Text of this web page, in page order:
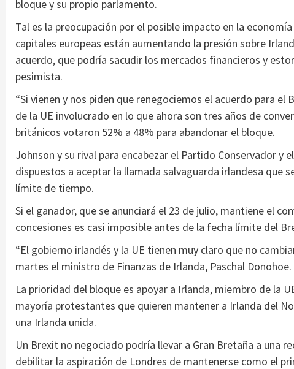
bloque y su propio parlamento.
Tal es la preocupación por el posible impacto en la
capitales europeas están aumentando la presión sobre
acuerdo, que podría sacudir los mercados financieros y
pesimista.
“Si vienen y nos piden que renegociemos el acuerdo para
de la UE involucrado en lo que ahora son tres años de
británicos votaron 52% a 48% para abandonar el bloque.
Johnson y su rival para encabezar el Partido Conservador y
dispuestos a aceptar la llamada salvaguarda irlandesa que
límite de tiempo.
Si el ganador, que se anunciará el 23 de julio, mantiene el
concesiones es casi imposible antes de la fecha límite del
“El gobierno irlandés y la UE tienen muy claro que no
martes el ministro de Finanzas de Irlanda, Paschal Donohoe.
La prioridad del bloque es apoyar a Irlanda, miembro de la
mayoría protestantes que quieren mantener a Irlanda del
una Irlanda unida.
Un Brexit no negociado podría llevar a Gran Bretaña a una
debilitar la aspiración de Londres de mantenerse como el